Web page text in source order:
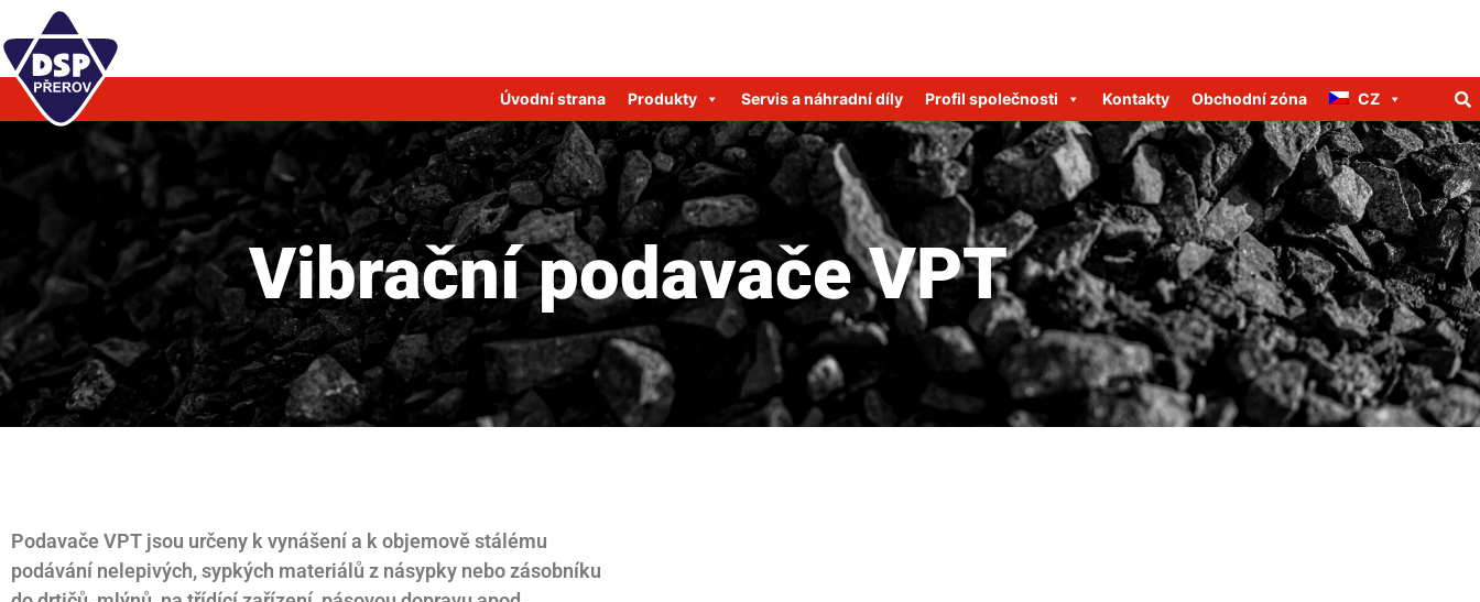
Úvodní strana Produkty Servis a náhradní díly Profil společnosti Kontakty Obchodní zóna CZ
Vibrační podavače VPT
Podavače VPT jsou určeny k vynášení a k objemově stálému
podávání nelepivých, sypkých materiálů z násypky nebo zásobníku